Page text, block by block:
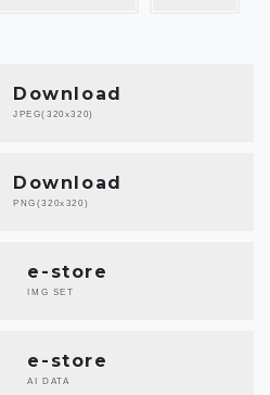
Download
JPEG(320x320)
Download
PNG(320x320)
e-store
IMG SET
e-store
AI DATA